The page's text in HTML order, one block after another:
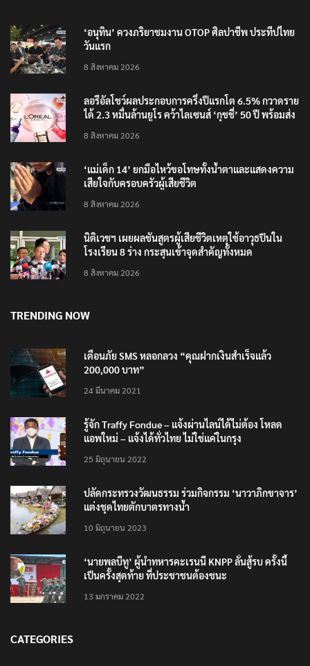
‘อนุทิน’ ควงภริยาชมงาน OTOP ศิลปาชีพ ประทีปไทย
วันแรก
8 สิงหาคม 2026
ลอรีอัลโชว์ผลประกอบการครึ่งปีแรกโต 6.5% กวาดราย
ได้ 2.3 หมื่นล้านยูโร คว้าไลเซนส์ ‘กุชชี่’ 50 ปี พร้อมส่ง
8 สิงหาคม 2026
‘แม่เด็ก 14’ ยกมือไหว้ขอโทษทั้งน้ำตาและแสดงความ
เสียใจกับครอบครัวผู้เสียชีวิต
8 สิงหาคม 2026
นิติเวชฯ เผยผลชันสูตรผู้เสียชีวิตเหตุใช้อาวุธปืนใน
โรงเรียน 8 ร่าง กระสุนเข้าจุดสำคัญทั้งหมด
8 สิงหาคม 2026
TRENDING NOW
เตือนภัย SMS หลอกลวง “คุณฝากเงินสำเร็จแล้ว
200,000 บาท”
24 มีนาคม 2021
รู้จัก Traffy Fondue – แจ้งผ่านไลน์ได้ไม่ต้อง โหลด
แอพใหม่ – แจ้งได้ทั่วไทย ไม่ใช่แค่ในกรุง
25 มิถุนายน 2022
ปลัดกระทรวงวัฒนธรรม ร่วมกิจกรรม ‘นาวาภิกขาจาร’
แต่งชุดไทยตักบาตรทางน้ำ
10 มิถุนายน 2023
‘นายพลบีทู’ ผู้นำทหารคะเรนนี KNPP ลั่นสู้รบ ครั้งนี้
เป็นครั้งสุดท้าย ที่ประชาชนต้องชนะ
13 มกราคม 2022
CATEGORIES